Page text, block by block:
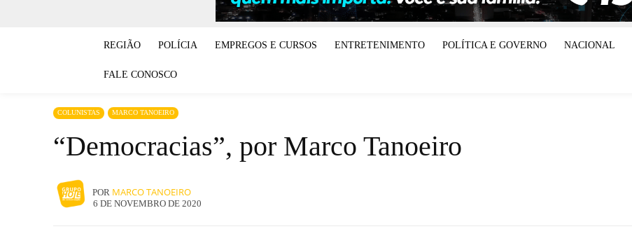
REGIÃO POLÍCIA EMPREGOS E CURSOS ENTRETENIMENTO POLÍTICA E GOVERNO NACIONAL
FALE CONOSCO
COLUNISTAS MARCO TANOEIRO
“Democracias”, por Marco Tanoeiro
POR MARCO TANOEIRO
6 DE NOVEMBRO DE 2020